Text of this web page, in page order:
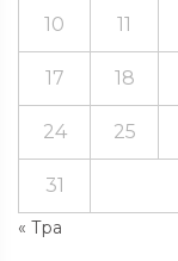
« Тра
10 11
17 18
24 25
31